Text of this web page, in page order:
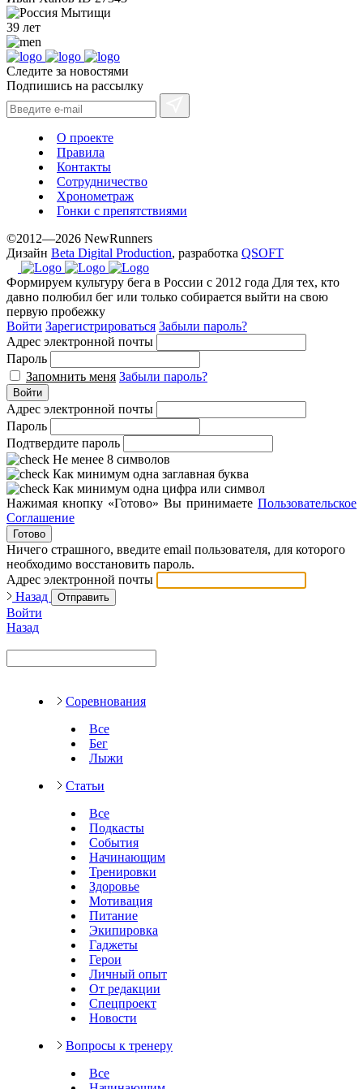
Мытищи
39 лет
Следите за новостями
Подпишись на рассылку
О проекте
Правила
Контакты
Сотрудничество
Хронометраж
Гонки с препятствиями
©2012—2026 NewRunners
Дизайн Beta Digital Production, разработка QSOFT
Формируем культуру бега в России с 2012 года Для тех, кто
давно полюбил бег или только собирается выйти на свою
первую пробежку
Войти Зарегистрироваться Забыли пароль?
Адрес электронной почты
Пароль
Запомнить меня Забыли пароль?
Войти
Адрес электронной почты
Пароль
Подтвердите пароль
Не менее 8 символов
Как минимум одна заглавная буква
Как минимум одна цифра или символ
Нажимая кнопку «Готово» Вы принимаете Пользовательское
Соглашение
Готово
Ничего страшного, введите email пользователя, для которого
необходимо восстановить пароль.
Адрес электронной почты
Назад
Отправить
Войти
Назад
Соревнования
Все
Бег
Лыжи
Статьи
Все
Подкасты
События
Начинающим
Тренировки
Здоровье
Мотивация
Питание
Экипировка
Гаджеты
Герои
Личный опыт
От редакции
Спецпроект
Новости
Вопросы к тренеру
Все